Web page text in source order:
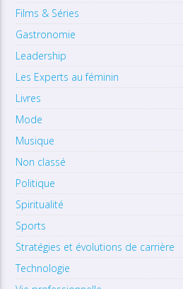
Films & Séries
Gastronomie
Leadership
Les Experts au féminin
Livres
Mode
Musique
Non classé
Politique
Spiritualité
Sports
Stratégies et évolutions de carrière
Technologie